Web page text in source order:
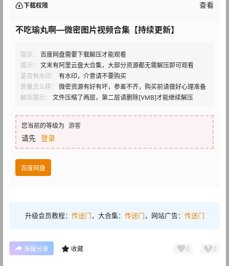
下载权限 查看
不吃瑜丸啊—微密图片视频合集【持续更新】
提示：
百度网盘需要下载解压才能观看
提示：
文末有阿里云盘大合集，大部分资源都无需解压即可观看
是否有水印：
有水印，介意请不要购买
质量怎么样：
微密资源有好有坏，参差不齐，购买前请做好心理准备
解压提示：
文件压缩了两层，第二层请删除[VMB]才能继续解压
您当前的等级为 游客
请先 登录
百度网盘
升级会员教程： 传送门，大合集： 传送门，网站广告： 传送门
海报分享 收藏 0 0